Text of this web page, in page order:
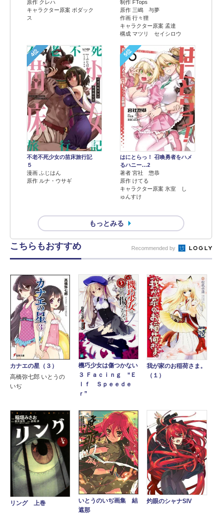
原作 クレハ
キャラクター原案 ボダック
ス
制作 FTops
原作 三嶋 与夢
作画 行々狸
キャラクター原案 孟達
構成 マツリ セイシロウ
4位
不老不死少女の苗床旅行記
５
漫画 ふじはん
原作 ルナ・ウサギ
5位
はにとらっ！ 召喚勇者をハメ
るハニー…2
著者 宮社 惣恭
原作 けてる
キャラクター原案 氷室 し
ゅんすけ
もっとみる
こちらもおすすめ Recommended by
カナエの星（３）
高橋弥七郎 いとうの
いぢ
機巧少女は傷つかない
３ Ｆａｃｉｎｇ “Ｅ
ｌｆ Ｓｐｅｅｄｅ
ｒ”
我が家のお稲荷さま。
（１）
リング 上巻
いとうのいぢ画集 結
遮那
灼眼のシャナSIV